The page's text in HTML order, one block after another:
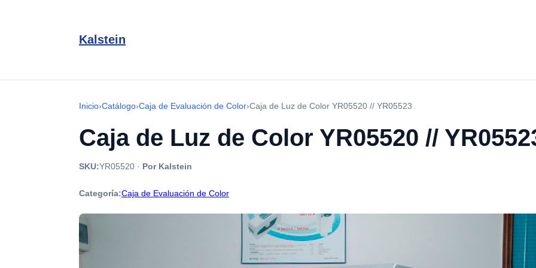
Kalstein
Inicio›Catálogo›Caja de Evaluación de Color›Caja de Luz de Color YR05520 // YR05523
Caja de Luz de Color YR05520 //
SKU:YR05520 · Por Kalstein
Categoría:Caja de Evaluación de Color